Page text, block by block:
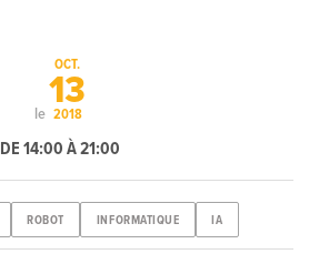
le
OCT.
13
2018
DE 14:00 À 21:00
ROBOT INFORMATIQUE IA